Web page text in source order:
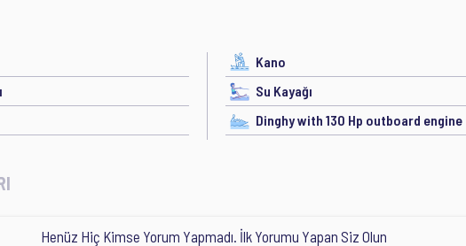
Kano
Su Kayağı
Dinghy with 130 Hp outboard engine
Henüz Hiç Kimse Yorum Yapmadı. İlk Yorumu Yapan Siz Olun